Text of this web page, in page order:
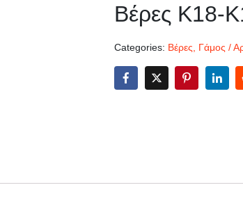
Βέρες Κ18-
Categories: Βέρες Γάμος /